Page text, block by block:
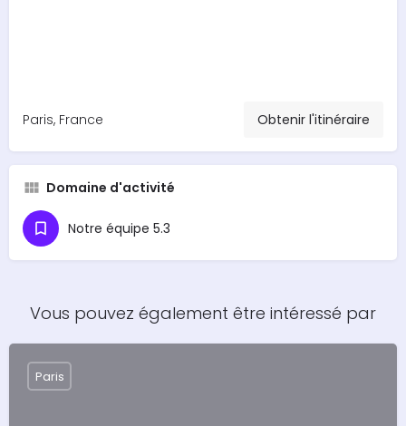
Paris, France Obtenir l'itinéraire
Domaine d'activité
Notre équipe 5.3
Vous pouvez également être intéressé par
Paris